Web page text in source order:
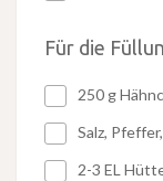
Für die
250 g
Salz,
2-3 EL